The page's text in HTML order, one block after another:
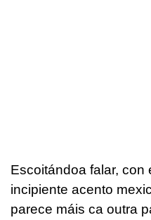
Escoitándoa falar, con
incipiente acento
parece máis ca outra